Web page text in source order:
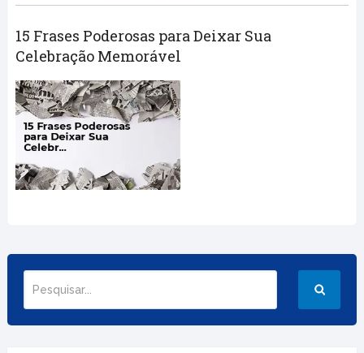
15 Frases Poderosas para Deixar Sua
Celebração Memorável